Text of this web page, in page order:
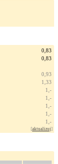
0,83
0,83
0,93
1,33
1,-
1,-
1,-
1,-
1,-
[aktualizuj]